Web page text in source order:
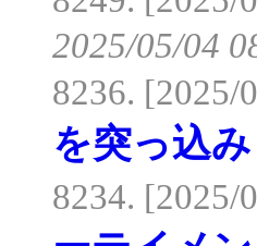
2025/05/04
8236. [2025/
を突っ込み
8234. [2025/